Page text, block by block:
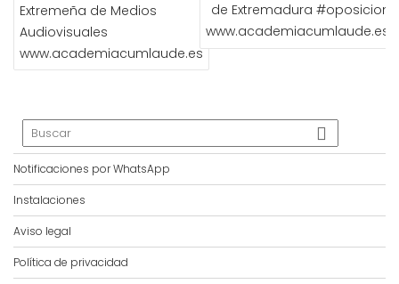
Extremeña de Medios
Audiovisuales
www.academiacumlaude.es
de Extremadura
www.academiacumlaude.es
Notificaciones por WhatsApp
Instalaciones
Aviso legal
Política de privacidad